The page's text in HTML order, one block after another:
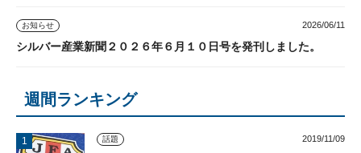
お知らせ 2026/06/11
シルバー産業新聞２０２６年６月１０日号を発刊しました。
週間ランキング
話題 2019/11/09